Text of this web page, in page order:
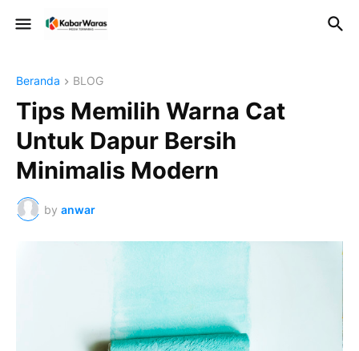
Beranda BLOG
Tips Memilih Warna Cat
Untuk Dapur Bersih
Minimalis Modern
by anwar